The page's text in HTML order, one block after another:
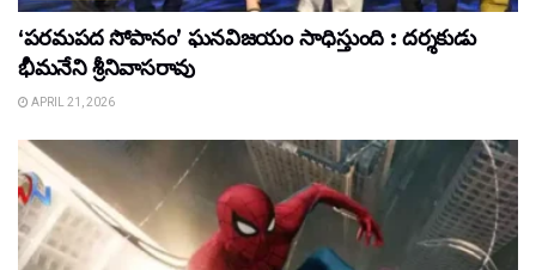
‘పరమపద సోపానం’ ఘనవిజయం సాధిస్తుంది : దర్శకుడు
భీమనేని శ్రీనివాసరావు
APRIL 21, 2026